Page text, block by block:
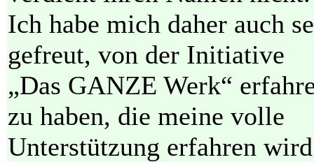
Ich habe mich daher auch
gefreut, von der Initiative
„Das GANZE Werk“
zu haben, die meine volle
Unterstützung erfahren